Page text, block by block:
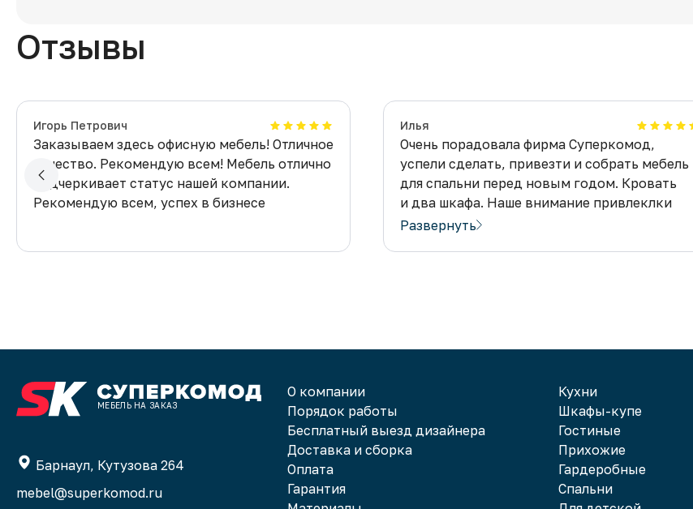
Отзывы
Игорь Петрович
Заказываем здесь офисную мебель! Отличное
качество. Рекомендую всем! Мебель отлично
подчеркивает статус нашей компании.
Рекомендую всем, успех в бизнесе
Илья
Очень порадовала фирма Суперкомод,
успели сделать, привезти и собрать мебель
для спальни перед новым годом. Кровать
и два шкафа. Наше внимание привлеклки
матрасы собственного производства,
Развернуть
МЕБЕЛЬ НА ЗАКАЗ
Барнаул, Кутузова 264
mebel@superkomod.ru
О компании
Порядок работы
Бесплатный выезд дизайнера
Доставка и сборка
Оплата
Гарантия
Кухни
Шкафы-купе
Гостиные
Прихожие
Гардеробные
Спальни